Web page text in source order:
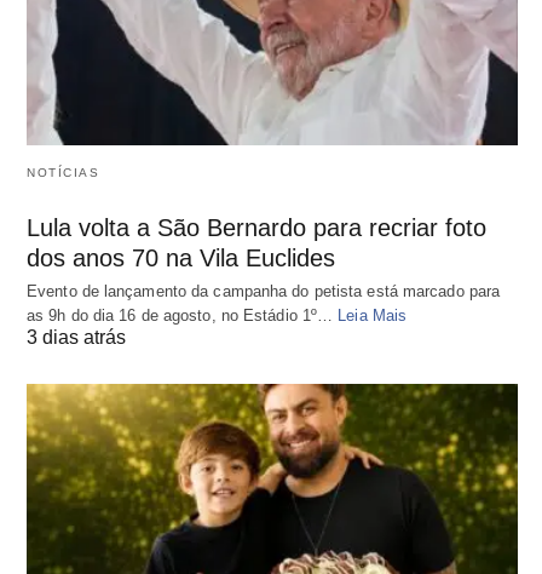
NOTÍCIAS
Lula volta a São Bernardo para recriar foto
dos anos 70 na Vila Euclides
Evento de lançamento da campanha do petista está marcado para
as 9h do dia 16 de agosto, no Estádio 1º…
Leia Mais
3 dias atrás